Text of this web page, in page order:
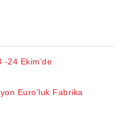
24 Ekim’de
Euro’luk Fabrika